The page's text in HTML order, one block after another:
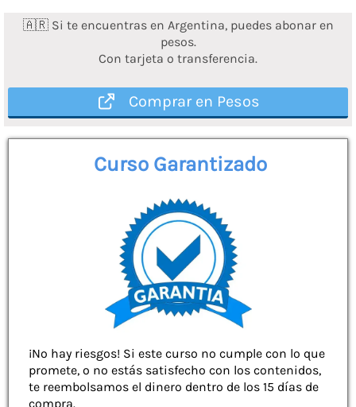
🇦🇷 Si te encuentras en Argentina, puedes abonar en
pesos.
Con tarjeta o transferencia.
Comprar en Pesos
Curso Garantizado
¡No hay riesgos! Si este curso no cumple con lo que
promete, o no estás satisfecho con los contenidos,
te reembolsamos el dinero dentro de los 15 días de
compra.